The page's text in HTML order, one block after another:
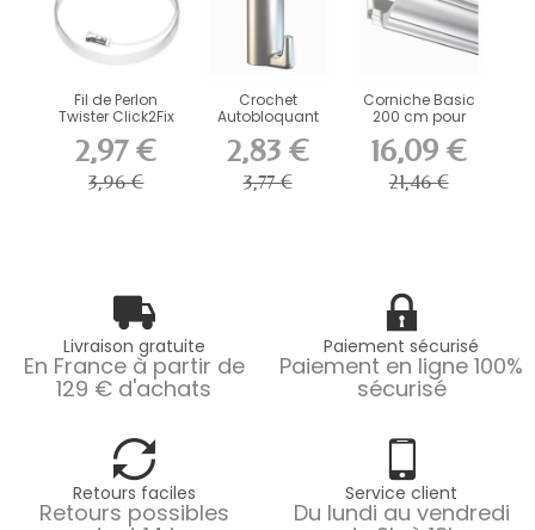
Fil de Perlon
Twister Click2Fix
2,97 €
3,96 €
Crochet
Autobloquant
pour...
2,83 €
3,77 €
Corniche Basic
200 cm pour
16,09 €
21,46 €
Livraison gratuite
En France à partir de
129 € d'achats
Paiement sécurisé
Paiement en ligne 100%
sécurisé
Retours faciles
Retours possibles
Service client
Du lundi au vendredi